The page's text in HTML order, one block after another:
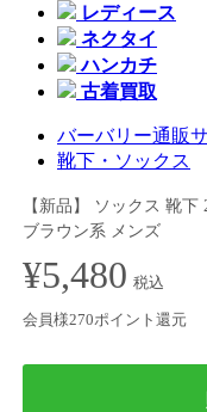
レディース
ネクタイ
ハンカチ
古着買取
バーバリー通販
靴下・ソックス
【新品】 ソックス 靴下
ブラウン系 メンズ
¥5,480 税込
会員様270ポイント還元